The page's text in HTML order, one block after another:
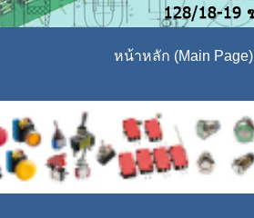
หน้าหลัก (Main Page)